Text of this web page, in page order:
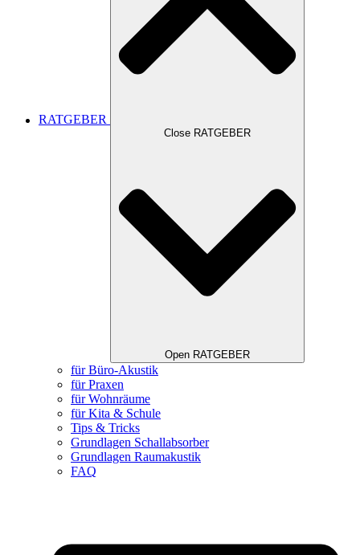
RATGEBER
Close RATGEBER
Open RATGEBER
für Büro-Akustik
für Praxen
für Wohnräume
für Kita & Schule
Tips & Tricks
Grundlagen Schallabsorber
Grundlagen Raumakustik
FAQ